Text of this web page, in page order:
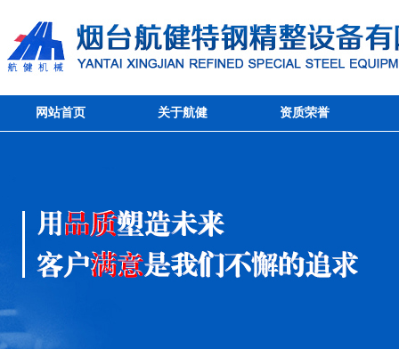
网站首页 关于航健 资质荣誉